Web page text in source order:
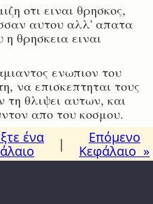
οτι ειναι θρησκος,
αυτου αλλ' απατα
θρησκεια ειναι
ενωπιον του
να επισκεπτηται τους
τη θλιψει αυτων, και
απο του κοσμου.
ένα
|
Επόμενο
Κεφάλαιο »